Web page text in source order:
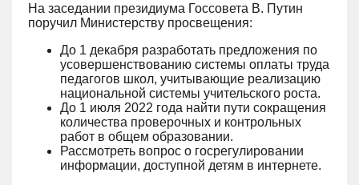
На заседании президиума Госсовета В. Путин
поручил Министерству просвещения:
До 1 декабря разработать предложения по
усовершенствованию системы оплаты труда
педагогов школ, учитывающие реализацию
национальной системы учительского роста.
До 1 июля 2022 года найти пути сокращения
количества проверочных и контрольных
работ в общем образовании.
Рассмотреть вопрос о госрегулировании
информации, доступной детям в интернете.